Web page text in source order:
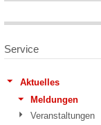
Service
Aktuelles
Meldungen
Veranstaltungen